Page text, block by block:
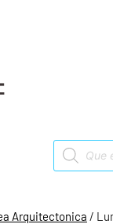
Products
search
Arquitectonica /